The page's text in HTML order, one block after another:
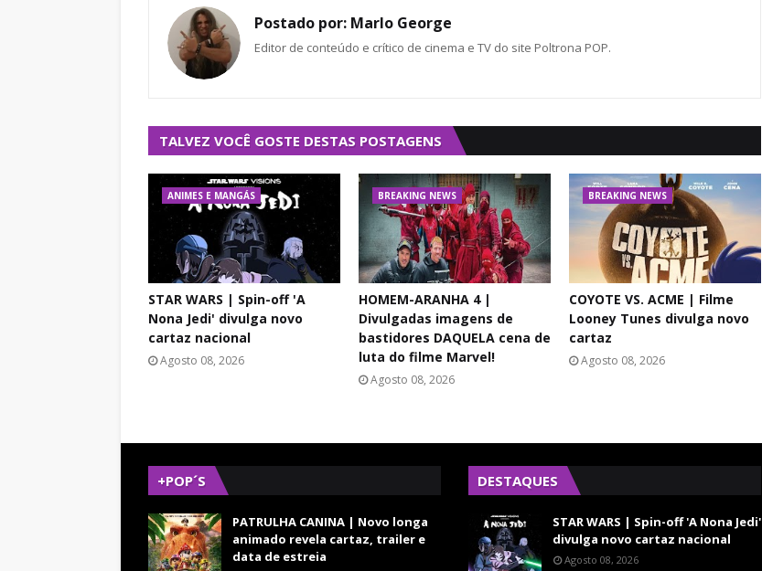
Postado por: Marlo George
Editor de conteúdo e crítico de cinema e TV do site Poltrona POP.
TALVEZ VOCÊ GOSTE DESTAS POSTAGENS
ANIMES E MANGÁS
STAR WARS | Spin-off 'A
Nona Jedi' divulga novo
cartaz nacional
Agosto 08, 2026
BREAKING NEWS
HOMEM-ARANHA 4 |
Divulgadas imagens de
bastidores DAQUELA cena de
luta do filme Marvel!
Agosto 08, 2026
BREAKING NEWS
COYOTE VS. ACME | Filme
Looney Tunes divulga novo
cartaz
Agosto 08, 2026
+POP´S
PATRULHA CANINA | Novo longa
animado revela cartaz, trailer e
data de estreia
DESTAQUES
STAR WARS | Spin-off 'A Nona Jedi'
divulga novo cartaz nacional
Agosto 08, 2026